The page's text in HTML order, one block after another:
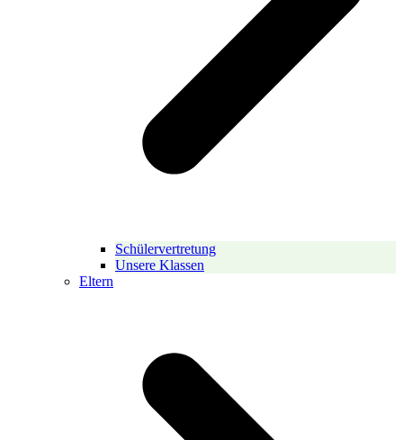
Schülervertretung
Unsere Klassen
Eltern